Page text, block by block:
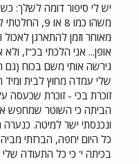
יש לי סיפור דומה לשלך:
משהו כמו 8
מאוחר וזמן להתארגן
אופן... אני הלכתי בכ"ז,
גירשה אותי משם בכוח (גם
שלי עמדה מחוץ לבית ומיד
זוכרת בכי - זוכרת שכעסה
הביתה כי השוטר שמחפש
ונכנסתי ישר למיטה. כנערה
כל היום יחפה, הברזתי
בכיתה י' כי כל התעודה שלי